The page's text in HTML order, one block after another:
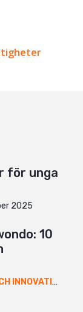
för unga
2025
10
INNOVATION